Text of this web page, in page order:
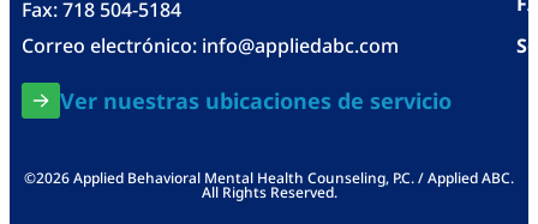
Fax: 718 504-5184
Correo electrónico: info@appliedabc.com
Ver nuestras ubicaciones de servicio
©2026 Applied Behavioral Mental Health Counseling, P.C. / Applied ABC.
All Rights Reserved.